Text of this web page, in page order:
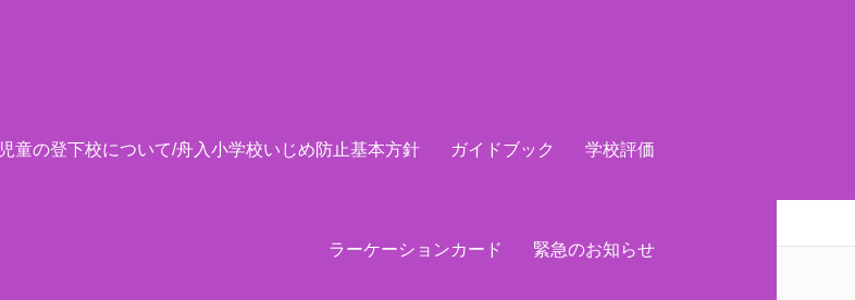
児童の登下校について/舟入小学校いじめ防止基本方針 ガイドブック 学校評価
ラーケーションカード 緊急のお知らせ